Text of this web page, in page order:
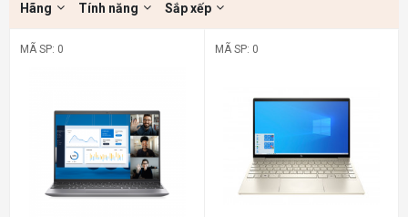
Hãng Tính năng Sắp xếp
MÃ SP: 0 MÃ SP: 0